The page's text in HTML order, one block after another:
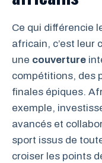
Ce qui différencie
africain, c’est leur
une couverture
compétitions, des
finales épiques.
exemple,
avancés et
sport issus de
croiser les points